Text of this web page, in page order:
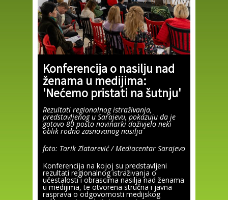
Konferencija o nasilju nad
ženama u medijima:
'Nećemo pristati na šutnju'
Rezultati regionalnog istraživanja,
predstavljenog u Sarajevu, pokazuju da je
gotovo 80 posto novinarki doživjelo neki
oblik rodno zasnovanog nasilja
foto: Tarik Zlatarević / Mediacentar Sarajevo
Konferencija na kojoj su predstavljeni
rezultati regionalnog istraživanja o
učestalosti i obrascima nasilja nad ženama
u medijima, te otvorena stručna i javna
rasprava o odgovornosti medijskog